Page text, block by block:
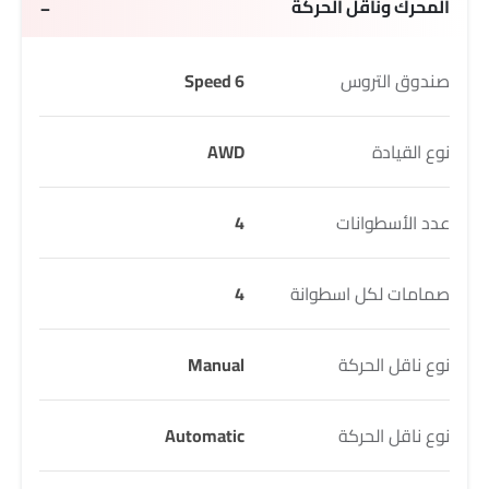
المحرك وناقل الحركة
صندوق التروس 6 Speed
نوع القيادة AWD
عدد الأسطوانات 4
صمامات لكل اسطوانة 4
نوع ناقل الحركة Manual
نوع ناقل الحركة Automatic